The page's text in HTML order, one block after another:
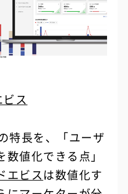
ス
特長を、「ユーザ
値化できる点」
エビスは数値化す